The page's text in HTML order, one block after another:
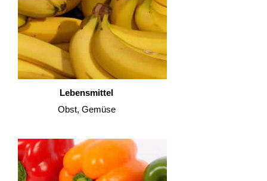
Lebensmittel
Obst, Gemüse